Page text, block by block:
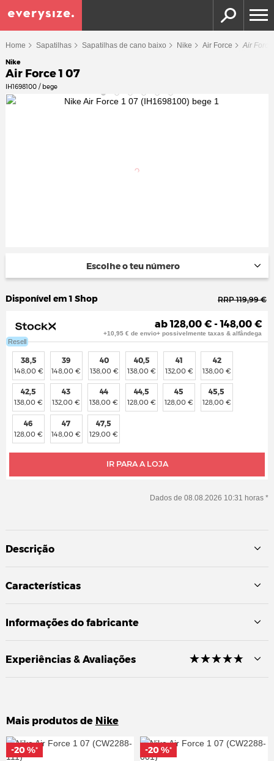
Home Sapatilhas Sapatilhas de cano baixo Nike Air Force Air
Nike
Air Force 1 07
IH1698100 / bege
Escolhe o teu número
Disponível em 1 Shop RRP 119,99 €
Resell
ab 128,00 € - 148,00 €
+10,95 € de envio+ possivelmente taxas & alfândega
IR PARA A LOJA
38,5
148,00 €
39
148,00 €
40
138,00 €
40,5
138,00 €
41
132,00 €
42
138,00 €
42,5
138,00 €
43
132,00 €
44
138,00 €
44,5
128,00 €
45
128,00 €
45,5
128,00 €
46
128,00 €
47
148,00 €
47,5
129,00 €
Dados de 08.08.2026 10:31 horas *
Descrição
Características
Informações do fabricante
Experiências & Avaliações ☆☆☆☆☆
★★★★★
Mais produtos de Nike
-20 %*
-20 %* -20 %*
-20 %*